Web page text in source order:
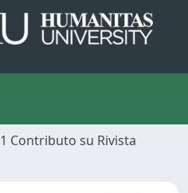
1 Contributo su Rivista